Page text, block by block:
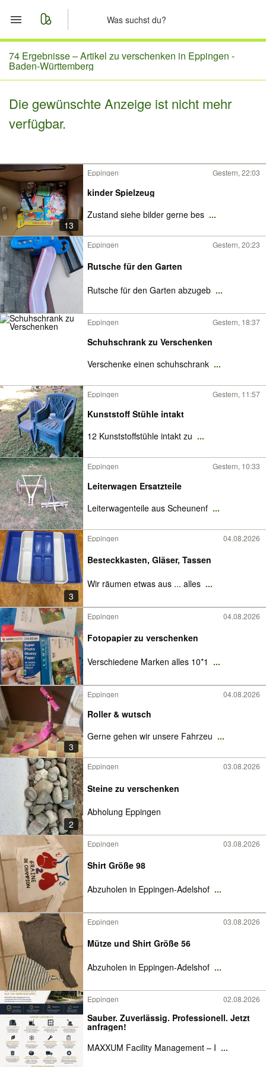
Start
Merkliste
Nachrichten
74 Ergebnisse –Artikel zu verschenken in Eppingen -
Baden-Württemberg
Die gewünschte Anzeige ist nicht mehr
verfügbar.
13
Eppingen Gestern, 22:03
kinder Spielzeug
Zustand siehe bilder gerne bes ...
Eppingen Gestern, 20:23
Rutsche für den Garten
Rutsche für den Garten abzugeb ...
Eppingen Gestern, 18:37
Schuhschrank zu Verschenken
Verschenke einen schuhschrank ...
Eppingen Gestern, 11:57
Kunststoff Stühle intakt
12 Kunststoffstühle intakt zu ...
Eppingen Gestern, 10:33
Leiterwagen Ersatzteile
Leiterwagenteile aus Scheunenf ...
3
Eppingen 04.08.2026
Besteckkasten, Gläser, Tassen
Wir räumen etwas aus ... alles ...
Eppingen 04.08.2026
Fotopapier zu verschenken
Verschiedene Marken alles 10*1 ...
3
Eppingen 04.08.2026
Roller & wutsch
Gerne gehen wir unsere Fahrzeu ...
2
Eppingen 03.08.2026
Steine zu verschenken
Abholung Eppingen
Eppingen 03.08.2026
Shirt Größe 98
Abzuholen in Eppingen-Adelshof ...
Eppingen 03.08.2026
Mütze und Shirt Größe 56
Abzuholen in Eppingen-Adelshof ...
Eppingen 02.08.2026
Sauber. Zuverlässig. Professionell. Jetzt
anfragen!
MAXXUM Facility Management – I ...